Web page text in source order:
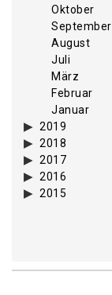
Oktober
September
August
Juli
März
Februar
Januar
2019
2018
2017
2016
2015